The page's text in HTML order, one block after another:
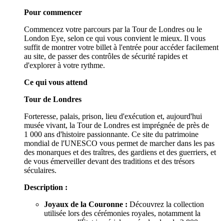
Pour commencer
Commencez votre parcours par la Tour de Londres ou le
London Eye, selon ce qui vous convient le mieux. Il vous
suffit de montrer votre billet à l'entrée pour accéder facilement
au site, de passer des contrôles de sécurité rapides et
d'explorer à votre rythme.
Ce qui vous attend
Tour de Londres
Forteresse, palais, prison, lieu d'exécution et, aujourd'hui
musée vivant, la Tour de Londres est imprégnée de près de
1 000 ans d'histoire passionnante. Ce site du patrimoine
mondial de l'UNESCO vous permet de marcher dans les pas
des monarques et des traîtres, des gardiens et des guerriers, et
de vous émerveiller devant des traditions et des trésors
séculaires.
Description :
Joyaux de la Couronne : Découvrez la collection
utilisée lors des cérémonies royales, notamment la